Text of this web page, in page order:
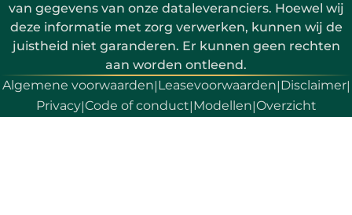
van gegevens van onze dataleveranciers. Hoewel wij
deze informatie met zorg verwerken, kunnen wij de
juistheid niet garanderen. Er kunnen geen rechten
aan worden ontleend.
Algemene voorwaarden|Leasevoorwaarden|Disclaimer|
Privacy|Code of conduct|Modellen|Overzicht